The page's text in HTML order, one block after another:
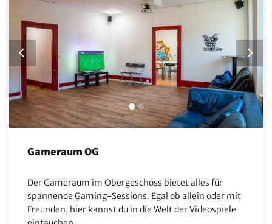
Gameraum OG
Der Gameraum im Obergeschoss bietet alles für
spannende Gaming-Sessions. Egal ob allein oder mit
Freunden, hier kannst du in die Welt der Videospiele